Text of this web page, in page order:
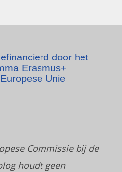
Commissie bij de
houdt geen